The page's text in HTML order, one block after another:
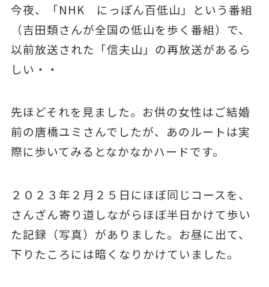
今夜、「NHK にっぽん百低山」という番組
（吉田類さんが全国の低山を歩く番組）で、
以前放送された「信夫山」の再放送があるら
しい・・
先ほどそれを見ました。お供の女性はご結婚
前の唐橋ユミさんでしたが、あのルートは実
際に歩いてみるとなかなかハードです。
２０２３年２月２５日にほぼ同じコースを、
さんざん寄り道しながらほぼ半日かけて歩い
た記録（写真）がありました。お昼に出て、
下りたころには暗くなりかけていました。